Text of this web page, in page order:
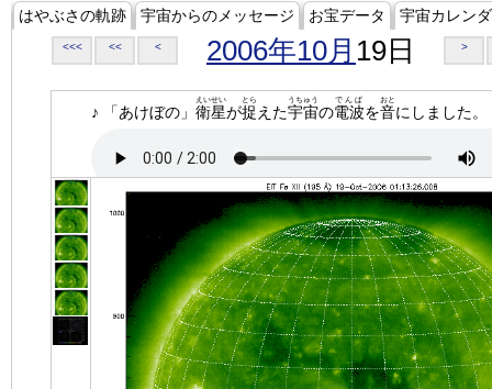
はやぶさの軌跡 宇宙からのメッセージ お宝データ 宇宙カレン
<<< << < 2006年10月 19日 >
♪ 「あけぼの」 衛星
えいせい
が捉
とら
えた宇宙
うちゅう
の電波
でんぱ
を音
おと
にしました。